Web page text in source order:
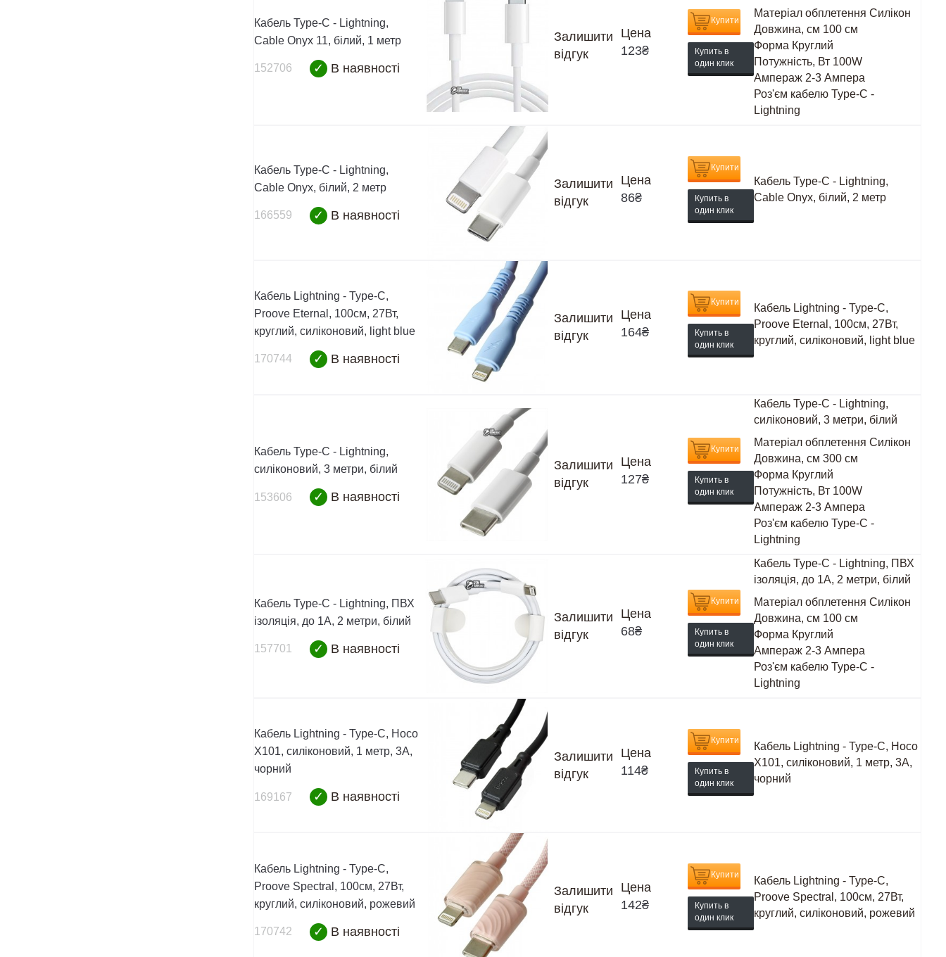
Кабель Type-C - Lightning,
Cable Onyx 11, білий, 1 метр
152706 ✓ В наявності
Залишити
відгук
Цена
123₴
Купити
Купить в
один клик
Матеріал обплетення Силікон
Довжина, см 100 см
Форма Круглий
Потужність, Вт 100W
Ампераж 2-3 Ампера
Роз'єм кабелю Type-C -
Lightning
Кабель Type-C - Lightning,
Cable Onyx, білий, 2 метр
166559 ✓ В наявності
Залишити
відгук
Цена
86₴
Купити
Купить в
один клик
Кабель Type-C - Lightning,
Cable Onyx, білий, 2 метр
Кабель Lightning - Type-C,
Proove Eternal, 100см, 27Вт,
круглий, силіконовий, light blue
170744 ✓ В наявності
Залишити
відгук
Цена
164₴
Купити
Купить в
один клик
Кабель Lightning - Type-C,
Proove Eternal, 100см, 27Вт,
круглий, силіконовий, light blue
Кабель Type-C - Lightning,
силіконовий, 3 метри, білий
153606 ✓ В наявності
Залишити
відгук
Цена
127₴
Купити
Купить в
один клик
Кабель Type-C - Lightning,
силіконовий, 3 метри, білий
Матеріал обплетення Силікон
Довжина, см 300 см
Форма Круглий
Потужність, Вт 100W
Ампераж 2-3 Ампера
Роз'єм кабелю Type-C -
Lightning
Кабель Type-C - Lightning, ПВХ
ізоляція, до 1А, 2 метри, білий
157701 ✓ В наявності
Залишити
відгук
Цена
68₴
Купити
Купить в
один клик
Кабель Type-C - Lightning, ПВХ
ізоляція, до 1А, 2 метри, білий
Матеріал обплетення Силікон
Довжина, см 100 см
Форма Круглий
Ампераж 2-3 Ампера
Роз'єм кабелю Type-C -
Lightning
Кабель Lightning - Type-C, Hoco
X101, силіконовий, 1 метр, 3А,
чорний
169167 ✓ В наявності
Залишити
відгук
Цена
114₴
Купити
Купить в
один клик
Кабель Lightning - Type-C, Hoco
X101, силіконовий, 1 метр, 3А,
чорний
Кабель Lightning - Type-C,
Proove Spectral, 100см, 27Вт,
круглий, силіконовий, рожевий
170742 ✓ В наявності
Залишити
відгук
Цена
142₴
Купити
Купить в
один клик
Кабель Lightning - Type-C,
Proove Spectral, 100см, 27Вт,
круглий, силіконовий, рожевий